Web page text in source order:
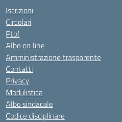
Iscrizioni
Circolari
Ptof
Albo on line
Amministrazione trasparente
Contatti
Privacy
Modulistica
Albo sindacale
Codice disciplinare